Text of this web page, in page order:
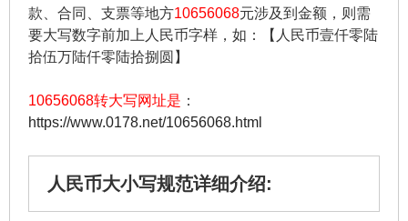
款、合同、支票等地方10656068元涉及到金额，则需
要大写数字前加上人民币字样，如：【人民币壹仟零陆
拾伍万陆仟零陆拾捌圆】
10656068转大写网址是 ：
https://www.0178.net/10656068.html
人民币大小写规范详细介绍: